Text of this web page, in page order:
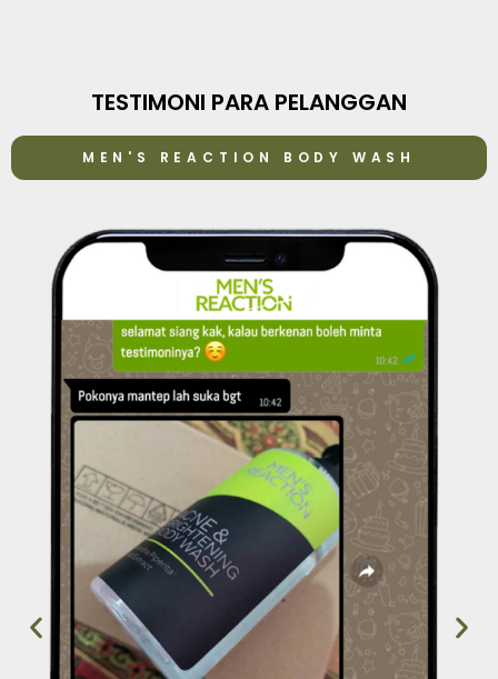
TESTIMONI PARA PELANGGAN
MEN'S REACTION BODY WASH